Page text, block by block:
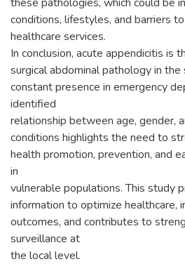
conditions, lifestyles, and barriers
healthcare services.
In conclusion, acute appendicitis is
surgical abdominal pathology in
constant presence in emergency
identified
relationship between age, gender,
conditions highlights the need to
health promotion, prevention, and
in
vulnerable populations. This study
information to optimize healthcare,
outcomes, and contributes to
surveillance at
the local level.